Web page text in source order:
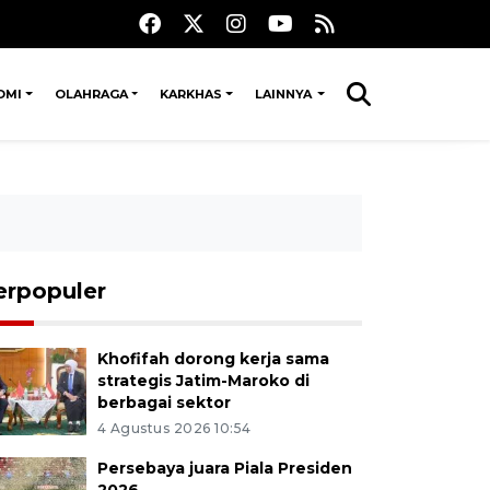
OLAHRAGA KARKHAS LAINNYA
Khofifah dorong kerja sama
strategis Jatim-Maroko di
berbagai sektor
4 Agustus 2026 10:54
Persebaya juara Piala Presiden